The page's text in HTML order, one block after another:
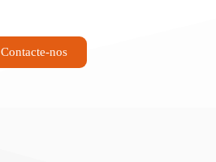
Contacte-nos